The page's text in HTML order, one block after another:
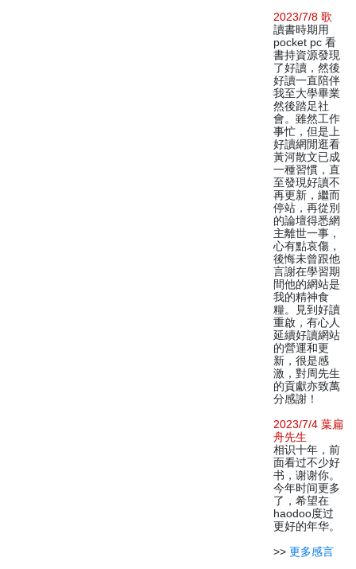
2023/7/8 歌
讀書時期用
pocket pc 看
書持資源發現
了好讀，然後
好讀一直陪伴
我至大學畢業
然後踏足社
會。雖然工作
事忙，但是上
好讀網閒逛看
黃河散文已成
一種習慣，直
至發現好讀不
再更新，繼而
停站，再從別
的論壇得悉網
主離世一事，
心有點哀傷，
後悔未曾跟他
言謝在學習期
間他的網站是
我的精神食
糧。見到好讀
重啟，有心人
延續好讀網站
的營運和更
新，很是感
激，對周先生
的貢獻亦致萬
分感謝！
2023/7/4 葉扁
舟先生
相识十年，前
面看过不少好
书，谢谢你。
今年时间更多
了，希望在
haodoo度过
更好的年华。
>> 更多感言